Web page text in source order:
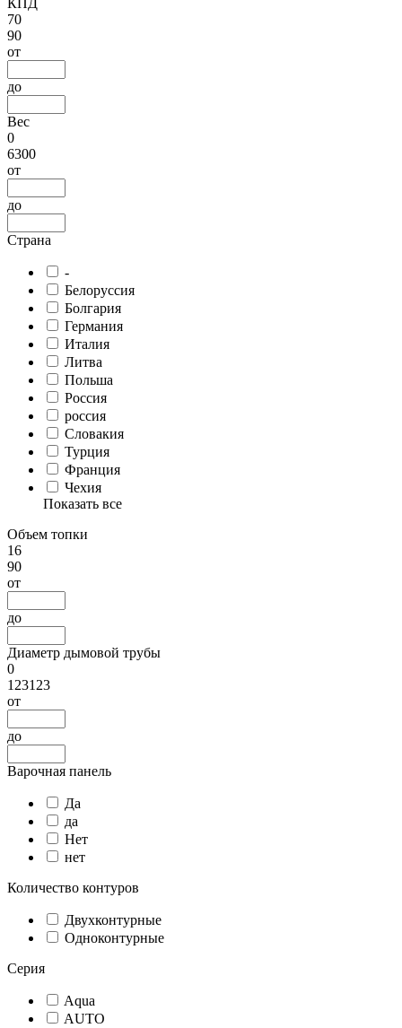
КПД
70
90
от
до
Вес
0
6300
от
до
Страна
-
Белоруссия
Болгария
Германия
Италия
Литва
Польша
Россия
россия
Словакия
Турция
Франция
Чехия
Показать все
Объем топки
16
90
от
до
Диаметр дымовой трубы
0
123123
от
до
Варочная панель
Да
да
Нет
нет
Количество контуров
Двухконтурные
Одноконтурные
Серия
Aqua
AUTO